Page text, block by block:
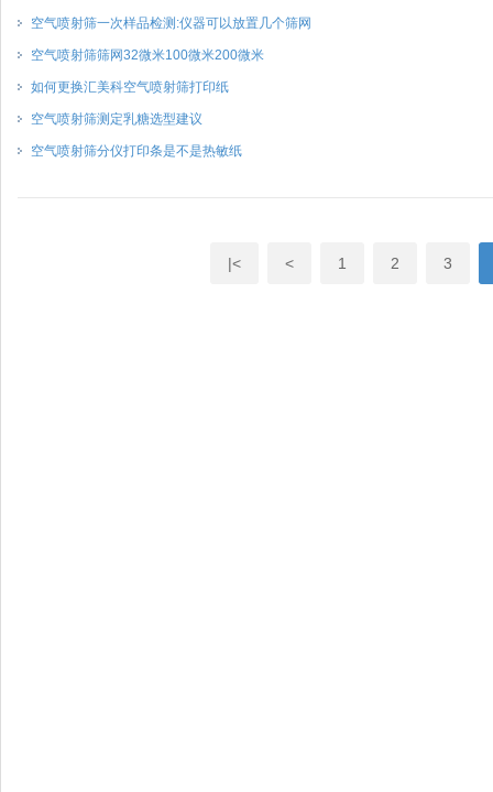
空气喷射筛一次样品检测:仪器可以放置几个筛网
空气喷射筛筛网32微米100微米200微米
如何更换汇美科空气喷射筛打印纸
空气喷射筛测定乳糖选型建议
空气喷射筛分仪打印条是不是热敏纸
|< < 1 2 3